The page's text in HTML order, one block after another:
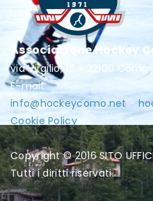
Associazione Hockey
via Virgilio, 16 - 22100 Como -
E-mail:
info@hockeycomo.net -
Cookie Policy
Copyright © 2016 SITO
Tutti i diritti riservati.